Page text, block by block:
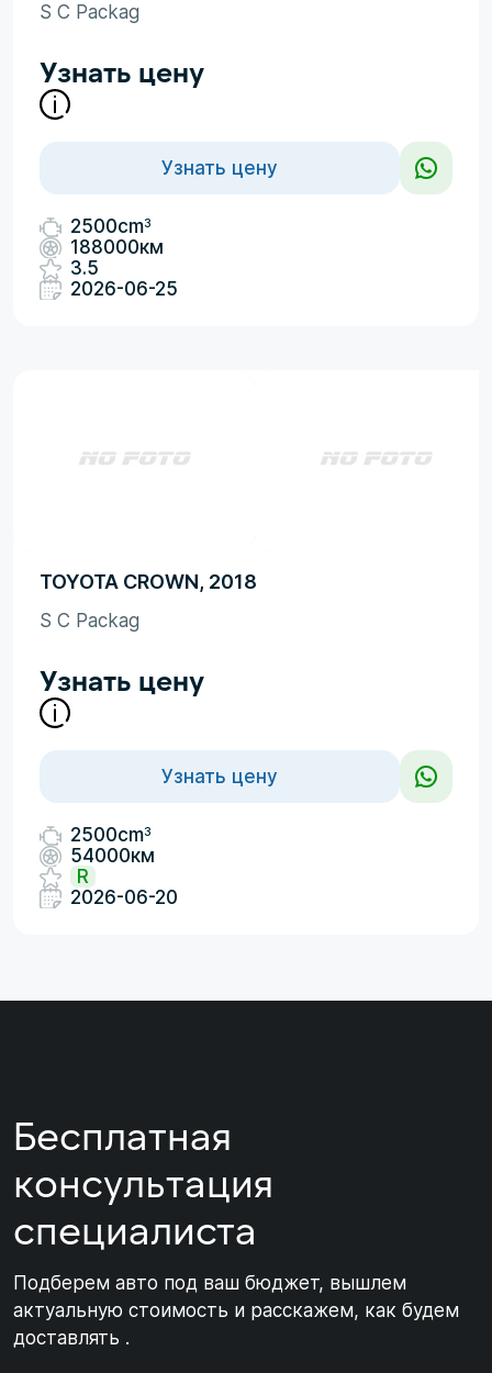
S C Packag
Узнать цену
Узнать цену
2500cm3
188000км
3.5
2026-06-25
TOYOTA CROWN, 2018
S C Packag
Узнать цену
Узнать цену
2500cm3
54000км
R
2026-06-20
Бесплатная
консультация
специалиста
Подберем авто под ваш бюджет, вышлем
актуальную стоимость и расскажем, как будем
доставлять .